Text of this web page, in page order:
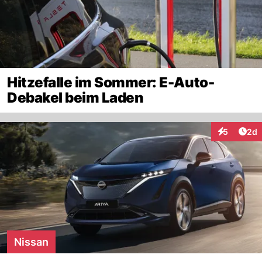
Hitzefalle im Sommer: E-Auto-
Debakel beim Laden
5 2d
Nissan